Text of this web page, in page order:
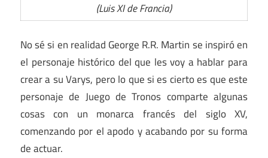
(Luis XI de Francia)
No sé si en realidad George R.R. Martin se inspiró en
el personaje histórico del que les voy a hablar para
crear a su Varys, pero lo que si es cierto es que este
personaje de Juego de Tronos comparte algunas
cosas con un monarca francés del siglo XV,
comenzando por el apodo y acabando por su forma
de actuar.